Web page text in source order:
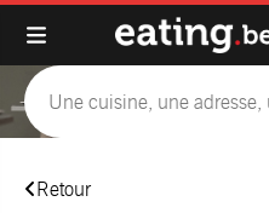
Retour